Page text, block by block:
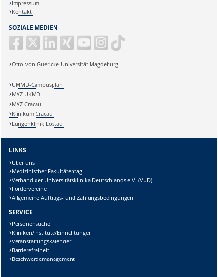
SOZIALE MEDIEN
Otto-von-Guericke-Universität Magdeburg
Impressum
Kontakt
UMMD-Campusplan
MVZ UKMD
MVZ Cracau
Klinikum Cracau
Lungenklinik Lostau
LINKS
Über uns
Medizinischer Fakultätentag
Verband der Universitätsklinika Deutschlands e.V. (VUD)
Fördervereine
Allgemeine Auftrags- und Zahlungsbedingungen
SERVICE
Personensuche
Kliniken/Institute/Einrichtungen
Veranstaltungskalender
Barrierefreiheit
Beschwerdemanagement